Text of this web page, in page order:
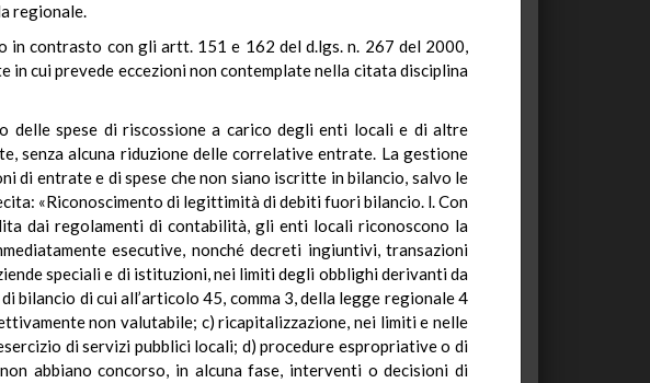
regionale.
in contrasto con gli artt. 151 e 162 del d.lgs. n. 267 del 2000,
in cui prevede eccezioni non contemplate nella citata disciplina
delle spese di riscossione a carico degli enti locali e di altre
senza alcuna riduzione delle correlative entrate. La gestione
di entrate e di spese che non siano iscritte in bilancio, salvo le
«Riconoscimento di legittimità di debiti fuori bilancio. l. Con
dai regolamenti di contabilità, gli enti locali riconoscono la
esecutive, nonché decreti ingiuntivi, transazioni
speciali e di istituzioni, nei limiti degli obblighi derivanti da
di cui all’articolo 45, comma 3, della legge regionale 4
non valutabile; c) ricapitalizzazione, nei limiti e nelle
di servizi pubblici locali; d) procedure espropriative o di
abbiano concorso, in alcuna fase, interventi o decisioni di